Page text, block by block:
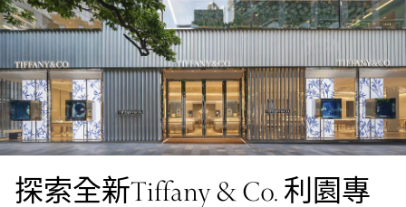
探索全新Tiffany & Co. 利園專